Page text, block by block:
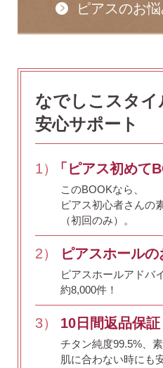
お支払い
・Amazon Pay
・クレジットカード
・銀行振込
・コンビニ後払
・代金引換
営業時間
ピアスのお
なでしこスタイ
安心サポート
1） 「ピアス初めて
このBOOKなら、
ピアス初心者さんの
（初回のみ）。
2） ピアスホール
ピアスホールアドバ
約8,000件！
3） 10日間返品保証
チタン純度99.5%、
肌に合わない時にも